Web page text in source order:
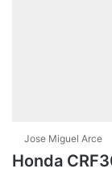
Jose Miguel Arce
Honda